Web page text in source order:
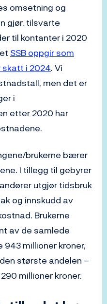
omsetning og
gjør, tilsvarte
til kontanter i 2020
SSB oppgir som
i 2024. Vi
men det er
i
etter 2020 har
brukerne bærer
I tillegg til gebyrer
utgjør tidsbruk
og innskudd av
Brukerne
av de samlede
millioner kroner,
største andelen –
millioner kroner.